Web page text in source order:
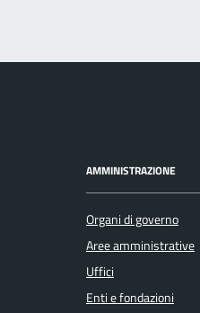
AMMINISTRAZIONE
Organi di governo
Aree amministrative
Uffici
Enti e fondazioni